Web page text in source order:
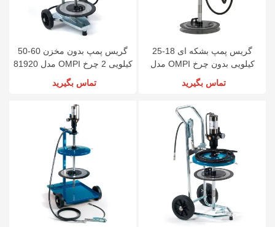
گریس پمپ بشکه ای 18-25
کیلویی بدون چرخ OMPI مدل
81820
تماس بگیرید
گریس پمپ بدون مخزن 60-50
کیلویی 2 چرخ OMPI مدل 81920
تماس بگیرید